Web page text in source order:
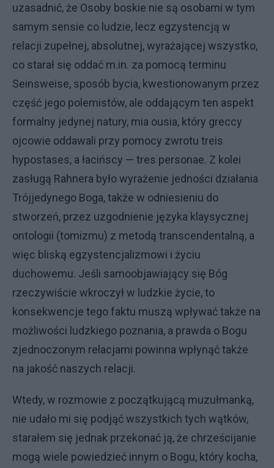
uzasadnić, że Osoby boskie nie są osobami w tym
samym sensie co ludzie, lecz egzystencją w
relacji zupełnej, absolutnej, wyrażającej wszystko,
co starał się oddać m.in. za pomocą terminu
Seinsweise, sposób bycia, kwestionowanym przez
część jego polemistów, ale oddającym ten aspekt
formalny jedynej natury, mia ousia, który greccy
ojcowie oddawali przy pomocy zwrotu treis
hypostases, a łacińscy — tres personae. Z kolei
zasługą Rahnera było wyrażenie jedności działania
Trójjedynego Boga, także w odniesieniu do
stworzeń, przez uzgodnienie języka klaysycznej
ontologii (tomizmu) z metodą transcendentalną, a
więc bliską egzystencjalizmowi i życiu
duchowemu. Jeśli samoobjawiający się Bóg
rzeczywiście wkroczył w ludzkie życie, to
konsekwencje tego faktu muszą wpływać także na
możliwości ludzkiego poznania, a prawda o Bogu
zjednoczonym relacjami powinna wpłynąć także
na jakość naszych relacji.
Wtedy, w rozmowie z początkującą muzułmanką,
nie udało mi się podjąć wszystkich tych wątków,
starałem się jednak przekonać ją, że chrześcijanie
mogą wiele powiedzieć innym o Bogu, który kocha,